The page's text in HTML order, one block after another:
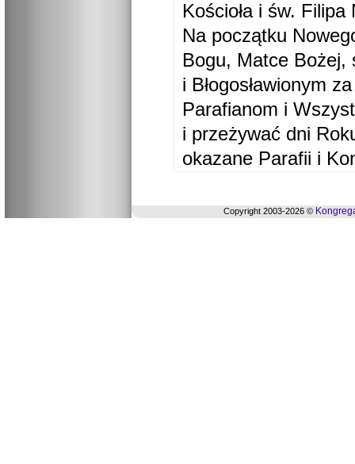
Kościoła i św. Filipa
Na początku
Bogu, Matce Bożej,
i Błogosławionym
Parafianom i
i przeżywać dni
okazane Parafii i
Copyright 2003-2026 ©